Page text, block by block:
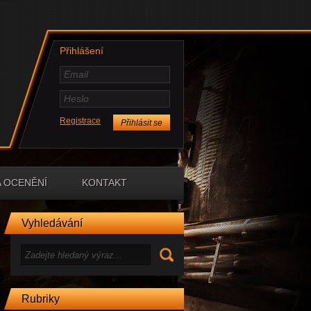
Přihlášení
Registrace
OCENĚNÍ KONTAKT
Vyhledávání
Rubriky
12.9. 14:54
Timi
už opraveno:)
1.11. 19:01
Timi
Aslain's ho nemá tak ho můžeš
aktualizovat
21.1. 8:13
Vosa
Zdravím,chtěl bych se zeptat jestli je ten
případě do hry ? Zkoušel jsem
aslain,ale měl jsem pak spoustu změn
mark mod…diky
22.1. 12:33
Administrátor
Co přesně myslíš? jak ti to ukazuje kolik